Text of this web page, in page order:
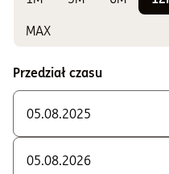
E - Zbywane w ramach PPE i
S - Zbywane w ramach PPE i
MAX
Przedział czasu